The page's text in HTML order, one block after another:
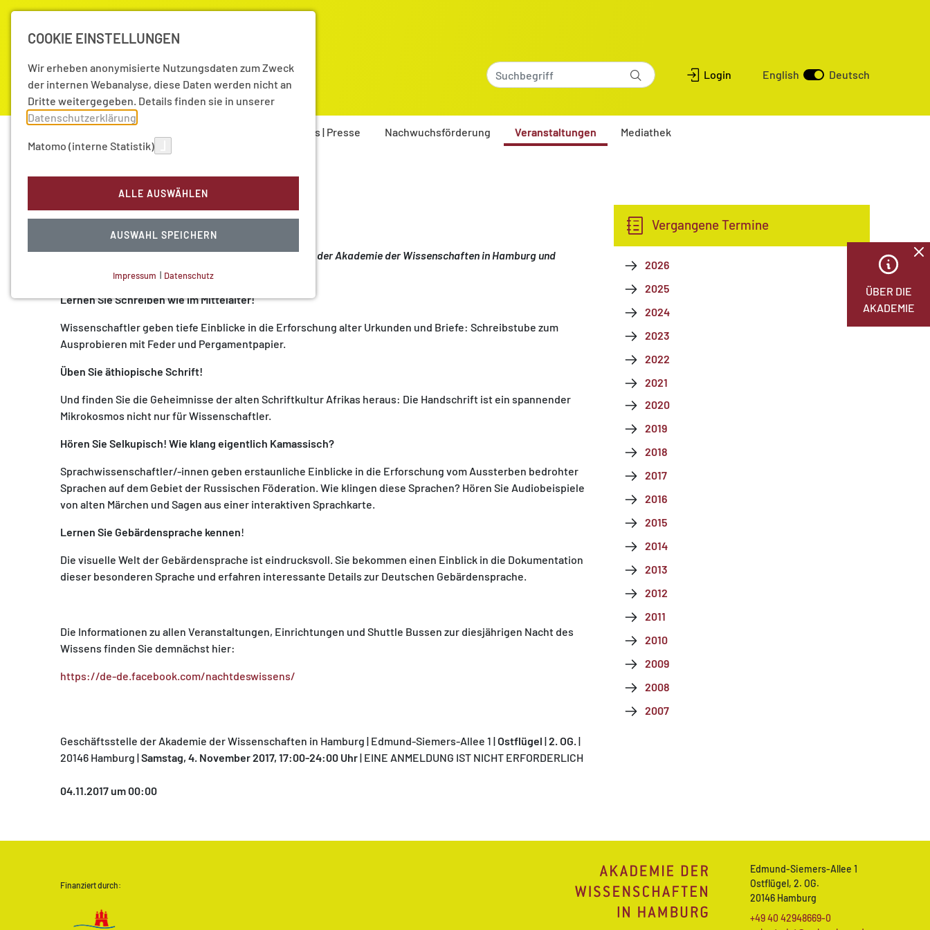
Login English Deutsch
Aktuelles | Presse Nachwuchsförderung Veranstaltungen Mediathek
04Nov 17 Nacht des Wissens
Blicken Sie hinter die Kulissen der Forschungsprojekte der Akademie der Wissenschaften in Hamburg und
forschen Sie mit!
Lernen Sie Schreiben wie im Mittelalter!
Wissenschaftler geben tiefe Einblicke in die Erforschung alter Urkunden und Briefe: Schreibstube zum
Ausprobieren mit Feder und Pergamentpapier.
Üben Sie äthiopische Schrift!
Und finden Sie die Geheimnisse der alten Schriftkultur Afrikas heraus: Die Handschrift ist ein spannender
Mikrokosmos nicht nur für Wissenschaftler.
Hören Sie Selkupisch! Wie klang eigentlich Kamassisch?
Sprachwissenschaftler/-innen geben erstaunliche Einblicke in die Erforschung vom Aussterben bedrohter
Sprachen auf dem Gebiet der Russischen Föderation. Wie klingen diese Sprachen? Hören Sie Audiobeispiele
von alten Märchen und Sagen aus einer interaktiven Sprachkarte.
Lernen Sie Gebärdensprache kennen!
Die visuelle Welt der Gebärdensprache ist eindrucksvoll. Sie bekommen einen Einblick in die Dokumentation
dieser besonderen Sprache und erfahren interessante Details zur Deutschen Gebärdensprache.
Die Informationen zu allen Veranstaltungen, Einrichtungen und Shuttle Bussen zur diesjährigen Nacht des
Wissens finden Sie demnächst hier:
https://de-de.facebook.com/nachtdeswissens/
Geschäftsstelle der Akademie der Wissenschaften in Hamburg | Edmund-Siemers-Allee 1 |Ostflügel |2. OG.|
20146 Hamburg |Samstag, 4. November 2017, 17:00-24:00 Uhr| EINE ANMELDUNG IST NICHT ERFORDERLICH
04.11.2017 um 00:00
Vergangene Termine
2026
2025
2024
2023
2022
2021
2020
2019
2018
2017
2016
2015
2014
2013
2012
2011
2010
2009
2008
2007
Finanziert durch:
Edmund-Siemers-Allee 1
Ostflügel, 2. OG.
20146 Hamburg
+49 40 42948669-0
ÜBER DIE
AKADEMIE
COOKIE EINSTELLUNGEN
Wir erheben anonymisierte Nutzungsdaten zum Zweck
der internen Webanalyse, diese Daten werden nicht an
Dritte weitergegeben. Details finden sie in unserer
Datenschutzerklärung
Matomo (interne Statistik)
ALLE AUSWÄHLEN
AUSWAHL SPEICHERN
MATOMO (INTERNE STATISTIK)
Statistik Cookies erfassen Informationen anonym.
unsere Besucher unsere Website nutzen.
Matomo
Impressum | Datenschutz